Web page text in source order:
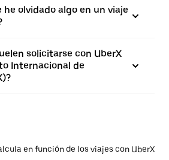
he olvidado algo en un viaje
solicitarse con UberX
Internacional de
en función de los viajes con UberX